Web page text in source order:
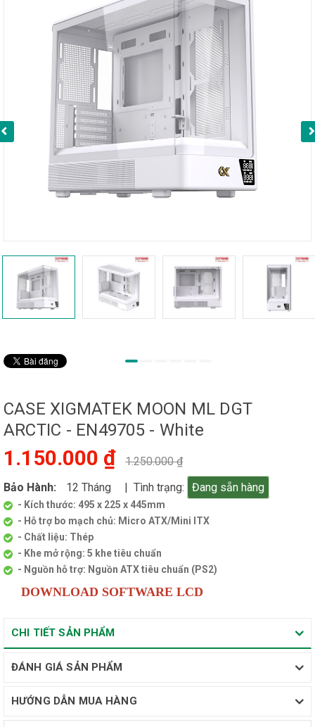
CASE XIGMATEK MOON ML DGT
ARCTIC - EN49705 - White
1.150.000 ₫
1.250.000 ₫
Bảo Hành:
12 Tháng | Tình trạng: Đang sẵn hàng
- Kích thước: 495 x 225 x 445mm
- Hỗ trợ bo mạch chủ: Micro ATX/Mini ITX
- Chất liệu: Thép
- Khe mở rộng: 5 khe tiêu chuẩn
- Nguồn hỗ trợ: Nguồn ATX tiêu chuẩn (PS2)
DOWNLOAD SOFTWARE LCD
CHI TIẾT SẢN PHẨM
ĐÁNH GIÁ SẢN PHẨM
HƯỚNG DẪN MUA HÀNG